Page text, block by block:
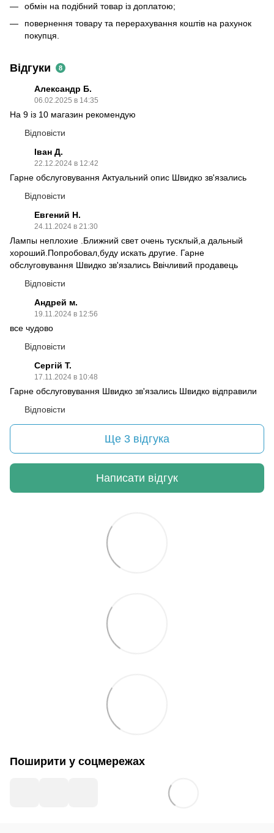
обмін на подібний товар із доплатою;
повернення товару та перерахування коштів на рахунок
покупця.
Відгуки 8
Александр Б.
06.02.2025 в 14:35
На 9 із 10 магазин рекомендую
Відповісти
Іван Д.
22.12.2024 в 12:42
Гарне обслуговування Актуальний опис Швидко зв'язались
Відповісти
Евгений Н.
24.11.2024 в 21:30
Лампы неплохие .Ближний свет очень тусклый,а дальный
хороший.Попробовал,буду искать другие. Гарне
обслуговування Швидко зв'язались Ввічливий продавець
Відповісти
Андрей м.
19.11.2024 в 12:56
все чудово
Відповісти
Сергій Т.
17.11.2024 в 10:48
Гарне обслуговування Швидко зв'язались Швидко відправили
Відповісти
Ще 3 відгука
Написати відгук
Поширити у соцмережах